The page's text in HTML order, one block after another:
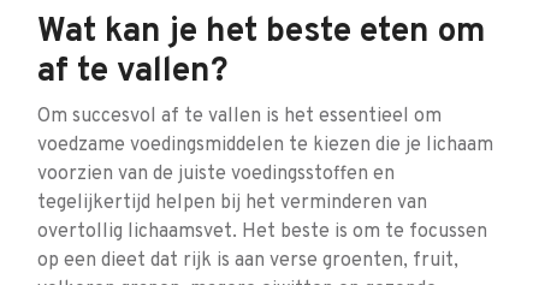
Wat kan je het beste eten om
af te vallen?
Om succesvol af te vallen is het essentieel om
voedzame voedingsmiddelen te kiezen die je lichaam
voorzien van de juiste voedingsstoffen en
tegelijkertijd helpen bij het verminderen van
overtollig lichaamsvet. Het beste is om te focussen
op een dieet dat rijk is aan verse groenten, fruit,